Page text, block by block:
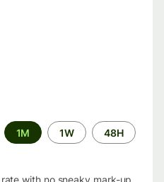
الفترة
الزمنية
48H
1W
1M